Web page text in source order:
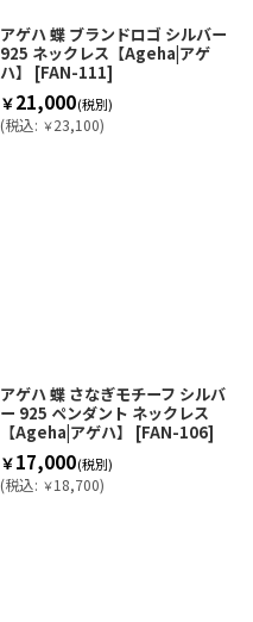
アゲハ 蝶 ブランドロゴ シルバー
925 ネックレス【Ageha|アゲ
ハ】
[FAN-111]
￥21,000(税別)
(税込: ￥23,100)
アゲハ 蝶 さなぎモチーフ シルバ
ー 925 ペンダント ネックレス
【Ageha|アゲハ】
[FAN-106]
￥17,000(税別)
(税込: ￥18,700)